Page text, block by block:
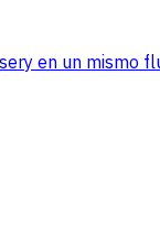
en un mismo